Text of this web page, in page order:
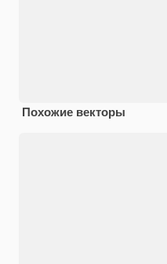
Похожие векторы